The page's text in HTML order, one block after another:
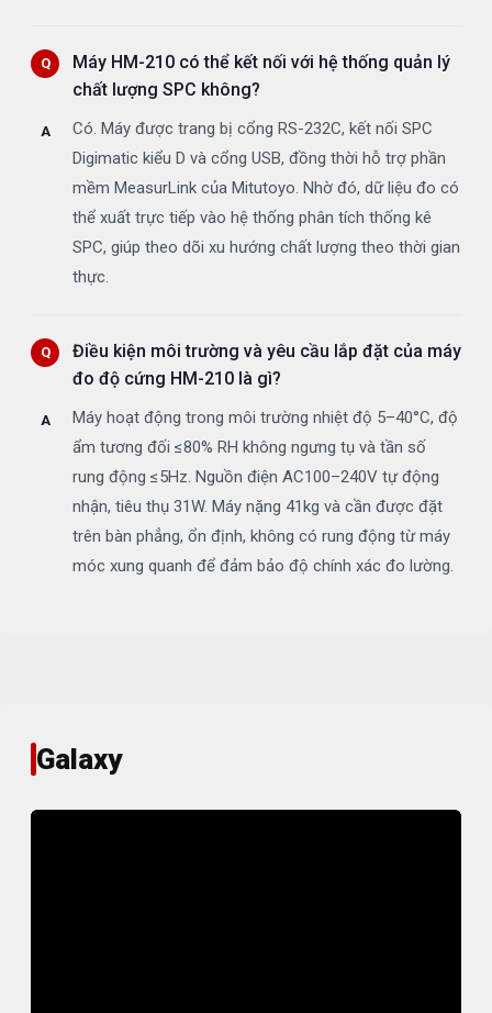
Máy HM-210 có thể kết nối với hệ thống quản lý
chất lượng SPC không?
Có. Máy được trang bị cổng RS-232C, kết nối SPC
Digimatic kiểu D và cổng USB, đồng thời hỗ trợ phần
mềm MeasurLink của Mitutoyo. Nhờ đó, dữ liệu đo có
thể xuất trực tiếp vào hệ thống phân tích thống kê
SPC, giúp theo dõi xu hướng chất lượng theo thời gian
thực.
Điều kiện môi trường và yêu cầu lắp đặt của máy
đo độ cứng HM-210 là gì?
Máy hoạt động trong môi trường nhiệt độ 5–40°C, độ
ẩm tương đối ≤80% RH không ngưng tụ và tần số
rung động ≤5Hz. Nguồn điện AC100–240V tự động
nhận, tiêu thụ 31W. Máy nặng 41kg và cần được đặt
trên bàn phẳng, ổn định, không có rung động từ máy
móc xung quanh để đảm bảo độ chính xác đo lường.
Galaxy